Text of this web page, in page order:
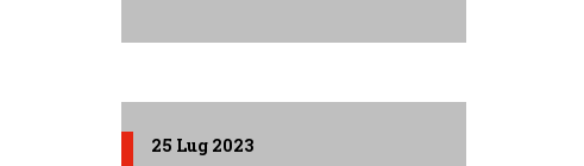
25 Lug 2023